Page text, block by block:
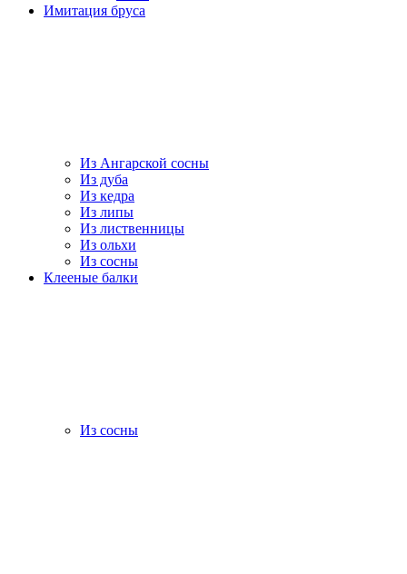
Имитация бруса
Из Ангарской сосны
Из дуба
Из кедра
Из липы
Из лиственницы
Из ольхи
Из сосны
Клееные балки
Из сосны